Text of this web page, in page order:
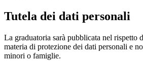
Tutela dei dati personali
La graduatoria sarà pubblicata nel rispetto
materia di protezione dei dati personali e
minori o famiglie.